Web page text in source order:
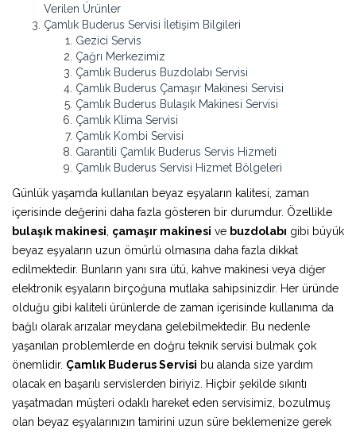
Verilen Ürünler
Çamlık Buderus Servisi İletişim Bilgileri
Gezici Servis
Çağrı Merkezimiz
Çamlık Buderus Buzdolabı Servisi
Çamlık Buderus Çamaşır Makinesi Servisi
Çamlık Buderus Bulaşık Makinesi Servisi
Çamlık Klima Servisi
Çamlık Kombi Servisi
Garantili Çamlık Buderus Servis Hizmeti
Çamlık Buderus Servisi Hizmet Bölgeleri
Günlük yaşamda kullanılan beyaz eşyaların kalitesi, zaman
içerisinde değerini daha fazla gösteren bir durumdur. Özellikle
bulaşık makinesi çamaşır makinesi ve buzdolabı gibi büyük
beyaz eşyaların uzun ömürlü olmasına daha fazla dikkat
edilmektedir. Bunların yanı sıra ütü, kahve makinesi veya diğer
elektronik eşyaların birçoğuna mutlaka sahipsinizdir. Her üründe
olduğu gibi kaliteli ürünlerde de zaman içerisinde kullanıma da
bağlı olarak arızalar meydana gelebilmektedir. Bu nedenle
yaşanılan problemlerde en doğru teknik servisi bulmak çok
önemlidir. Çamlık Buderus Servisi bu alanda size yardım
olacak en başarılı servislerden biriyiz. Hiçbir şekilde sıkıntı
yaşatmadan müşteri odaklı hareket eden servisimiz, bozulmuş
olan beyaz eşyalarınızın tamirini uzun süre beklemenize gerek